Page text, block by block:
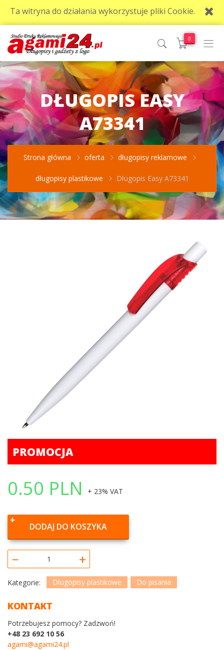
Ta witryna do działania wykorzystuje pliki Cookie.
0
DŁUGOPIS EASY
A73341
Strona główna oferta długopisy reklamowe
długopisy plastikowe Długopis Easy A73341
PROMOCJA
0.50 PLN + 23% VAT
DODAJ DO KOSZYKA
– +
Kategorie: Długopisy plastikowe Do pisania
KONTAKT
Potrzebujesz pomocy? Zadzwoń!
+48 23 692 10 56
agami@agami24.pl